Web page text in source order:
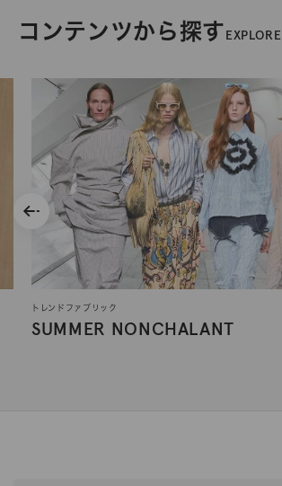
コンテンツから探すEXPLORE
トレンドファブリック
SUMMER NONCHALANT